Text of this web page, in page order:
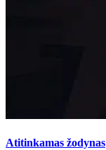
Atitinkamas žodynas